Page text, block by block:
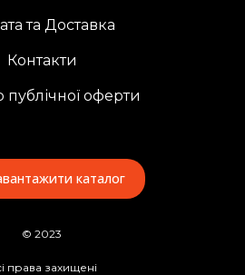
та Доставка
Контакти
публічної оферти
каталог
© 2023
права захищені